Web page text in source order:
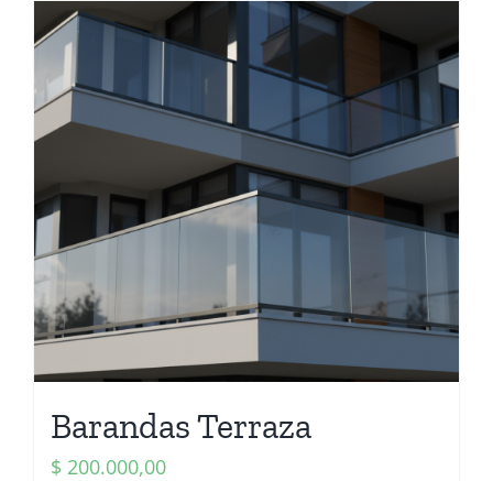
Barandas Terraza
$ 200.000,00